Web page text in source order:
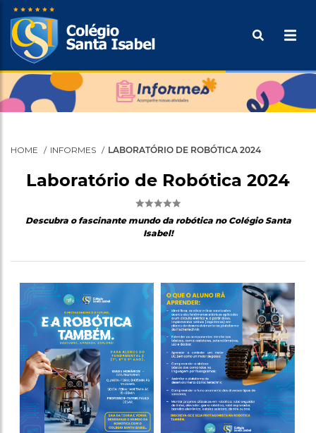
Tecle ENTER para efetuar a pesquisa
HOME INFORMES LABORATÓRIO DE ROBÓTICA 2024
Laboratório de Robótica 2024
Descubra o fascinante mundo da robótica no Colégio Santa
Isabel!